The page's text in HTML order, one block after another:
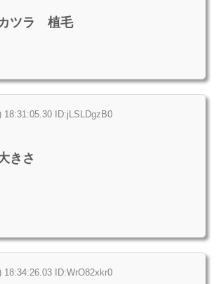
ツラ 植毛
18:31:05.30 ID:jLSLDgzB0
きさ
18:34:26.03 ID:WrO82xkr0